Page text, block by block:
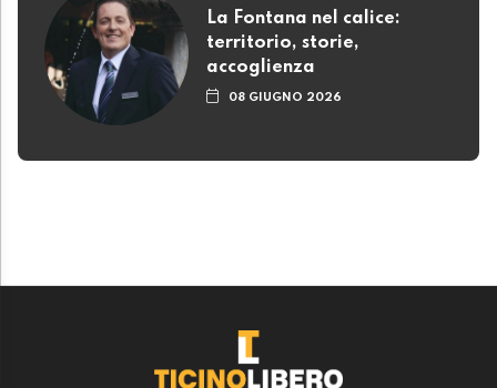
La Fontana nel calice:
territorio, storie,
accoglienza
08 GIUGNO 2026